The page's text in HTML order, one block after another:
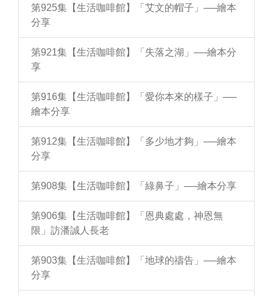
第925集【生活咖啡館】「艾文的帽子」──繪本
分享
第921集【生活咖啡館】「失落之湖」──繪本分
享
第916集【生活咖啡館】「愛你本來的樣子」──
繪本分享
第912集【生活咖啡館】「多少地才夠」──繪本
分享
第908集【生活咖啡館】「綠鼻子」──繪本分享
第906集【生活咖啡館】「恩典處處，神恩無
限」訪潘誠人長老
第903集【生活咖啡館】「地球的禱告」──繪本
分享